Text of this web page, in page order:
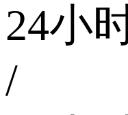
24小
/